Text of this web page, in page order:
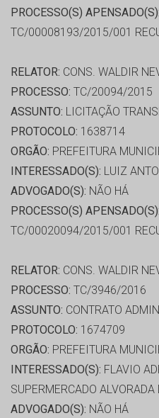
PROCESSO(S) APENSADO(S):
TC/00008193/2015/001
RELATOR: CONS. WALDIR
PROCESSO: TC/20094/2015
ASSUNTO: LICITAÇÃO
PROTOCOLO: 1638714
ORGÃO: PREFEITURA
INTERESSADO(S): LUIZ
ADVOGADO(S): NÃO HÁ
PROCESSO(S) APENSADO(S):
TC/00020094/2015/001
RELATOR: CONS. WALDIR
PROCESSO: TC/3946/2016
ASSUNTO: CONTRATO
PROTOCOLO: 1674709
ORGÃO: PREFEITURA
INTERESSADO(S): FLAVIO
SUPERMERCADO ALVORADA
ADVOGADO(S): NÃO HÁ